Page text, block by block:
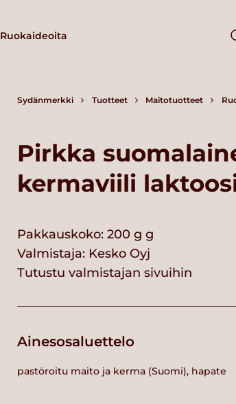
Ruokaideoita
Sydänmerkki Tuotteet Maitotuotteet
Pirkka
kermaviili
Pakkauskoko: 200 g g
Valmistaja: Kesko Oyj
Tutustu valmistajan sivuihin
Ainesosaluettelo
pastöroitu maito ja kerma (Suomi), hapate